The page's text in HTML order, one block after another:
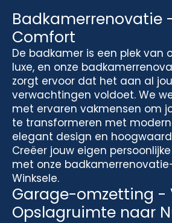
Badkamerrenovatie
Comfort
De badkamer is een plek van
luxe, en onze
zorgt ervoor dat het aan al
verwachtingen voldoet. We
met ervaren vakmensen om
te transformeren met
elegant design en
Creëer jouw eigen
met onze
Winksele.
Garage-omzetting -
Opslagruimte naar